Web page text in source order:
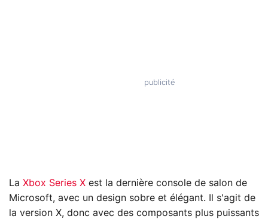
La Xbox Series X est la dernière console de salon de
Microsoft, avec un design sobre et élégant. Il s'agit de
la version X, donc avec des composants plus puissants